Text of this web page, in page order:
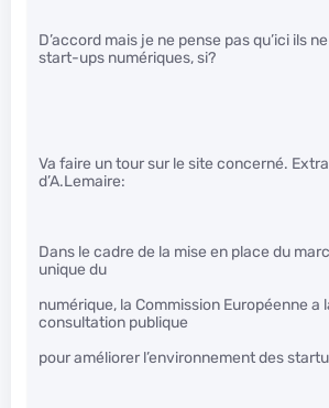
D’accord mais je ne pense pas qu’ici ils
start-ups numériques, si?
Va faire un tour sur le site concerné.
d’A.Lemaire:
Dans le cadre de la mise en place du
unique du
numérique, la Commission Européenne a
consultation publique
pour améliorer l’environnement des